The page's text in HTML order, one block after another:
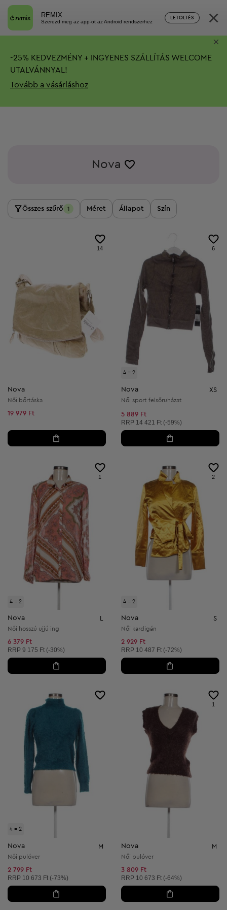
REMIX
Szerezd meg az app-ot az Android rendszerhez
LETÖLTÉS ×
-25% KEDVEZMÉNY + INGYENES SZÁLLÍTÁS WELCOME
UTALVÁNNYAL!
Tovább a vásárláshoz
×
Nova
Összes szűrő 1 Méret Állapot Szín
14
Nova
Női bőrtáska
19 979 Ft
4 = 2
6
Nova XS
Női sport felsőruházat
5 889 Ft
Ajánlott ár:
RRP 14 421 Ft (-59%)
4 = 2
1
Nova
Női hosszú ujjú ing
6 379 Ft
Ajánlott ár:
RRP 9 175 Ft (-30%)
4 = 2
2
Nova S
Női kardigán
2 929 Ft
Ajánlott ár:
RRP 10 487 Ft (-72%)
4 = 2
Nova M
Női pulóver
2 799 Ft
Ajánlott ár:
RRP 10 673 Ft (-73%)
1
Nova M
Női pulóver
3 809 Ft
Ajánlott ár:
RRP 10 673 Ft (-64%)